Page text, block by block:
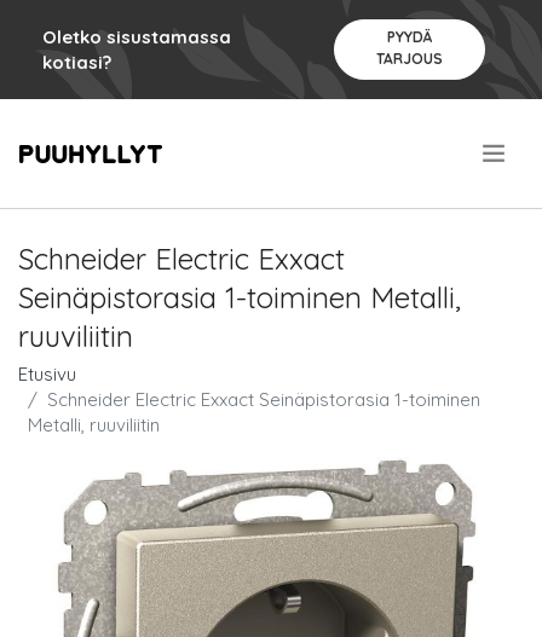
Oletko sisustamassa
kotiasi?
PYYDÄ
TARJOUS
Schneider Electric Exxact
Seinäpistorasia 1-toiminen Metalli,
ruuviliitin
Etusivu
Schneider Electric Exxact Seinäpistorasia 1-toiminen
Metalli, ruuviliitin